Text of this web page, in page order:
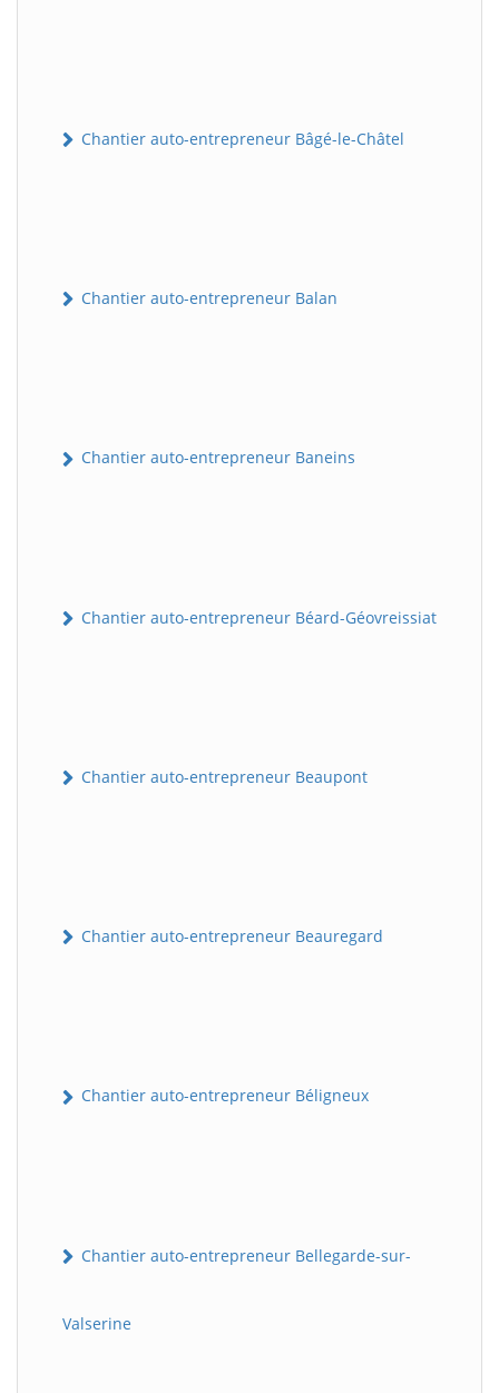
Chantier auto-entrepreneur Bâgé-le-Châtel
Chantier auto-entrepreneur Balan
Chantier auto-entrepreneur Baneins
Chantier auto-entrepreneur Béard-Géovreissiat
Chantier auto-entrepreneur Beaupont
Chantier auto-entrepreneur Beauregard
Chantier auto-entrepreneur Béligneux
Chantier auto-entrepreneur Bellegarde-sur-
Valserine